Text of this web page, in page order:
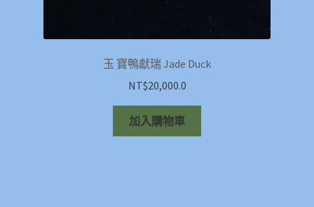
玉 寶鴨獻瑞 Jade Duck
NT$20,000.0
加入購物車